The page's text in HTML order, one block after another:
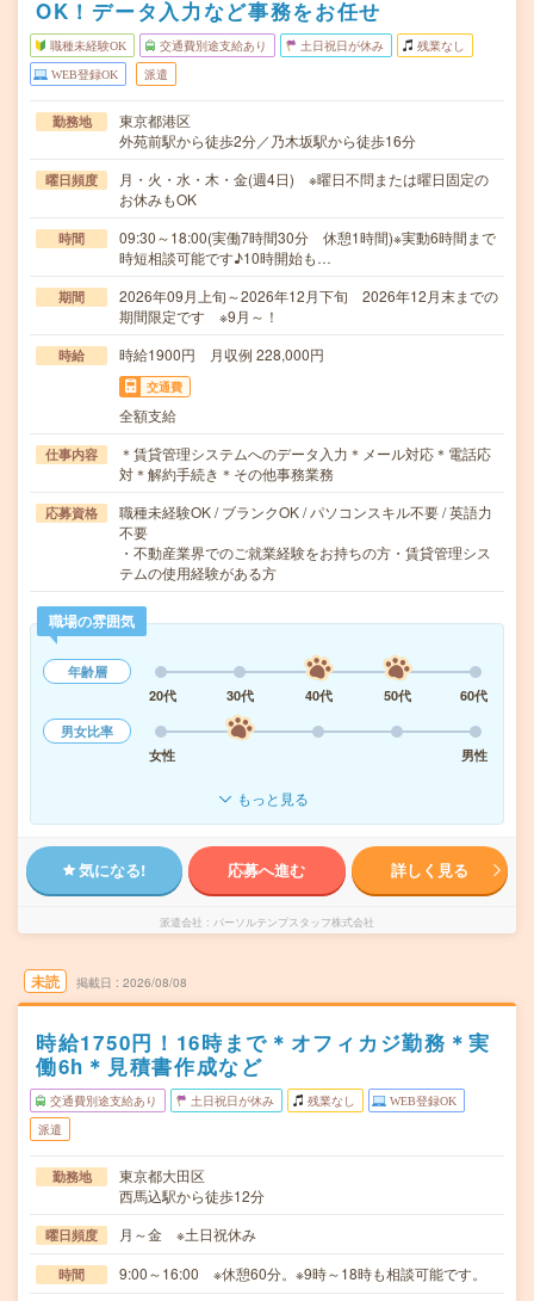
OK！データ入力など事務をお任せ
職種未経験OK 交通費別途支給あり 土日祝日が休み 残業なし
WEB登録OK 派遣
勤務地
東京都港区
外苑前駅から徒歩2分／乃木坂駅から徒歩16分
曜日頻度
月・火・水・木・金(週4日) ※曜日不問または曜日固定の
お休みもOK
時間
09:30～18:00(実働7時間30分 休憩1時間)※実動6時間まで
時短相談可能です♪10時開始も…
期間
2026年09月上旬～2026年12月下旬 2026年12月末までの
期間限定です ※9月～！
時給 時給1900円 月収例 228,000円
交通費
全額支給
仕事内容
＊賃貸管理システムへのデータ入力＊メール対応＊電話応
対＊解約手続き＊その他事務業務
応募資格
職種未経験OK / ブランクOK / パソコンスキル不要 / 英語力
不要
・不動産業界でのご就業経験をお持ちの方・賃貸管理シス
テムの使用経験がある方
職場の雰囲気
年齢層
20代
30代 40代 50代
60代
男女比率
女性
男性
もっと見る
気になる! 応募へ進む 詳しく見る
派遣会社 パーソルテンプスタッフ株式会社
未読 掲載日 2026/08/08
時給1750円！16時まで＊オフィカジ勤務＊実
働6h＊見積書作成など
交通費別途支給あり 土日祝日が休み 残業なし WEB登録OK
派遣
勤務地
東京都大田区
西馬込駅から徒歩12分
曜日頻度 月～金 ※土日祝休み
時間 9:00～16:00 ※休憩60分。※9時～18時も相談可能です。